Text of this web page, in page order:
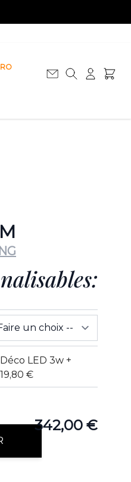
Déco LED 3w +
19,80 €
342,00 €